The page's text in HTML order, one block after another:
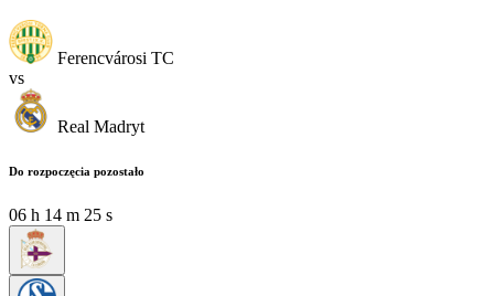
Ferencvárosi TC
vs
Real Madryt
Do rozpoczęcia pozostało
06 h 14 m 24 s